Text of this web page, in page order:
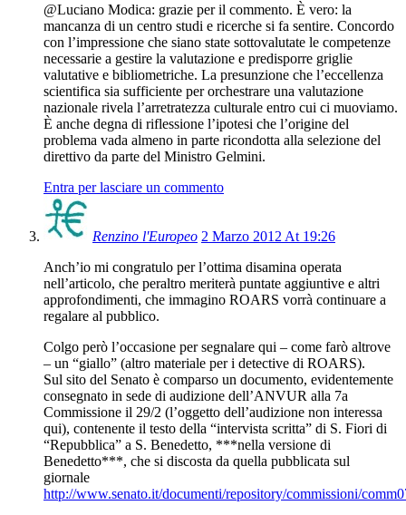
@Luciano Modica: grazie per il commento. È vero: la
mancanza di un centro studi e ricerche si fa sentire. Concordo
con l’impressione che siano state sottovalutate le competenze
necessarie a gestire la valutazione e predisporre griglie
valutative e bibliometriche. La presunzione che l’eccellenza
scientifica sia sufficiente per orchestrare una valutazione
nazionale rivela l’arretratezza culturale entro cui ci muoviamo.
È anche degna di riflessione l’ipotesi che l’origine del
problema vada almeno in parte ricondotta alla selezione del
direttivo da parte del Ministro Gelmini.
Entra per lasciare un commento
Renzino l'Europeo 2 Marzo 2012 At 19:26
Anch’io mi congratulo per l’ottima disamina operata
nell’articolo, che peraltro meriterà puntate aggiuntive e altri
approfondimenti, che immagino ROARS vorrà continuare a
regalare al pubblico.
Colgo però l’occasione per segnalare qui – come farò altrove
– un “giallo” (altro materiale per i detective di ROARS).
Sul sito del Senato è comparso un documento, evidentemente
consegnato in sede di audizione dell’ANVUR alla 7a
Commissione il 29/2 (l’oggetto dell’audizione non interessa
qui), contenente il testo della “intervista scritta” di S. Fiori di
“Repubblica” a S. Benedetto, ***nella versione di
Benedetto***, che si discosta da quella pubblicata sul
giornale
http://www.senato.it/documenti/repository/commissioni/